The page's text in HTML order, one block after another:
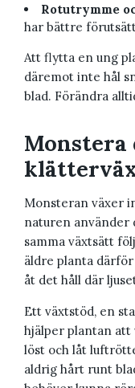
Rotutrymme
har bättre
Att flytta en ung
däremot inte hål
blad. Förändra
Monstera
Monsteran växer
naturen använder
samma växtsätt
äldre planta
åt det håll där
Ett växtstöd, en
hjälper plantan att
löst och låt
aldrig hårt runt